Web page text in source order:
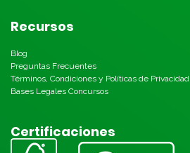
Recursos
Blog
Preguntas Frecuentes
Términos, Condiciones y Políticas de Privacidad
Bases Legales Concursos
Certificaciones